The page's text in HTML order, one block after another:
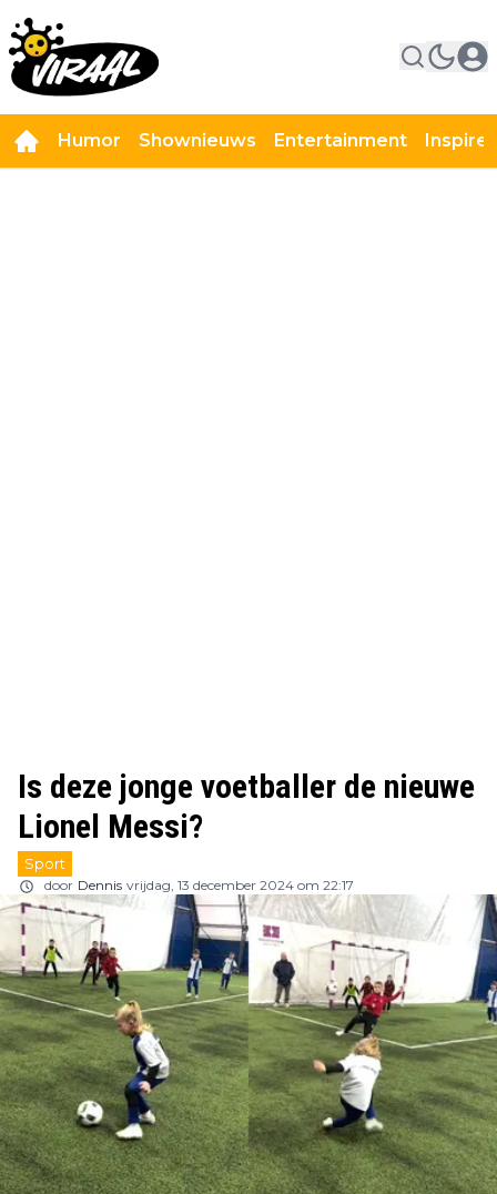
Humor Shownieuws Entertainment
Is deze jonge voetballer de nieuwe
Lionel Messi?
Sport
door Dennis vrijdag, 13 december 2024 om 22:17